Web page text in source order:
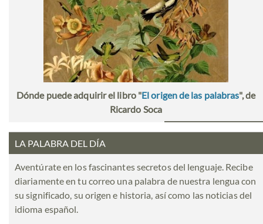
Dónde puede adquirir el libro "El origen de las palabras", de
Ricardo Soca
LA PALABRA DEL DÍA
Aventúrate en los fascinantes secretos del lenguaje. Recibe
diariamente en tu correo una palabra de nuestra lengua con
su significado, su origen e historia, así como las noticias del
idioma español.